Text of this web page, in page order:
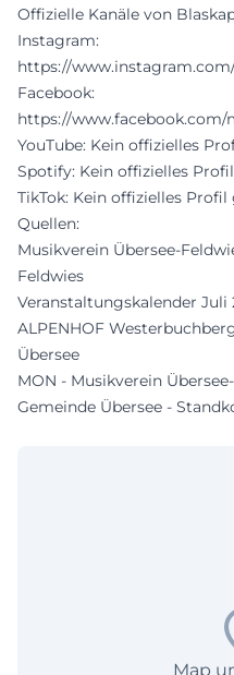
Offizielle Kanäle von
Instagram:
https://
Facebook:
https://www.facebook.com/
YouTube: Kein offizielles
Spotify: Kein offizielles
TikTok: Kein offizielles
Quellen:
Musikverein Übersee-
Feldwies
Veranstaltungskalender Juli
ALPENHOF
Übersee
MON - Musikverein
Gemeinde Übersee -
Map